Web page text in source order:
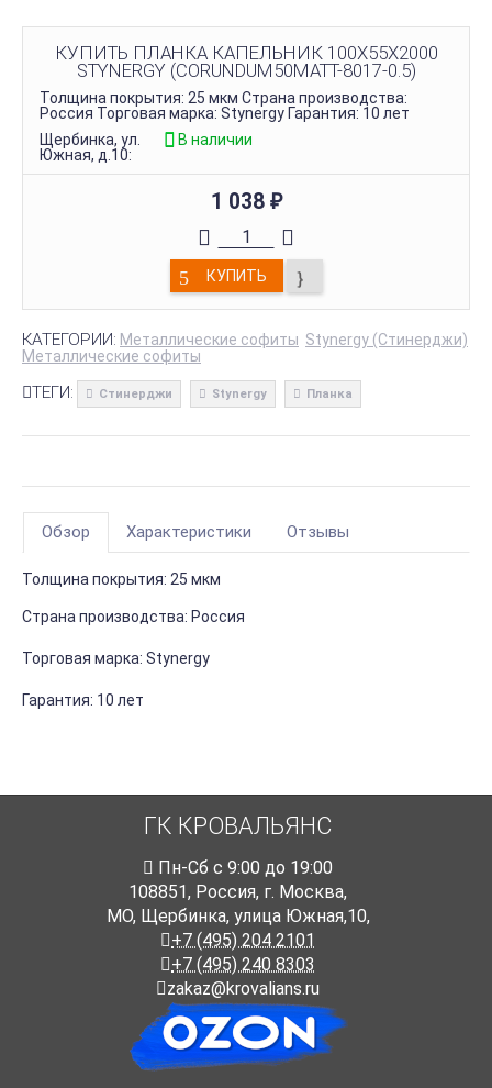
КУПИТЬ ПЛАНКА КАПЕЛЬНИК 100Х55Х2000
STYNERGY (CORUNDUM50MATT-8017-0.5)
Толщина покрытия: 25 мкм Страна производства:
Россия Торговая марка: Stynergy Гарантия: 10 лет
Щербинка, ул.
Южная, д.10:
В наличии
1 038 ₽
КУПИТЬ
КАТЕГОРИИ: Металлические софиты Stynergy (Стинерджи)
Металлические софиты
ТЕГИ: Стинерджи Stynergy Планка
Обзор Характеристики Отзывы
Толщина покрытия: 25 мкм
Страна производства: Россия
Торговая марка: Stynergy
Гарантия: 10 лет
ГК КРОВАЛЬЯНС
Пн-Cб с 9:00 до 19:00
108851, Россия, г. Москва,
МО, Щербинка, улица Южная,10,
+7 (495) 204 2101
+7 (495) 240 8303
zakaz@krovalians.ru